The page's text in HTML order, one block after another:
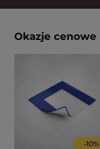
Okazje cenowe
-10%